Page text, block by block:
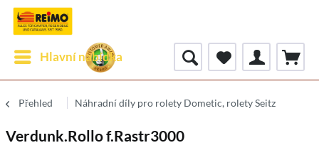
Hlavní nabídka
Přehled Náhradní díly pro rolety Dometic, rolety Seitz
Verdunk.Rollo f.Rastr3000